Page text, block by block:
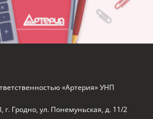
«Артерия» УНП
г. Гродно, ул. Понемуньская, д. 11/2